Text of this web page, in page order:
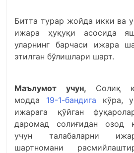
Битта турар жойда икки ва
ижара ҳуқуқи асосида
уларнинг барчаси ижара
этилган бўлишлари шарт.
Маълумот учун, Солиқ
модда 19-1-бандига кўра,
ижарага қўйган
даромад солиғидан озод
учун талабаларни
шартномани